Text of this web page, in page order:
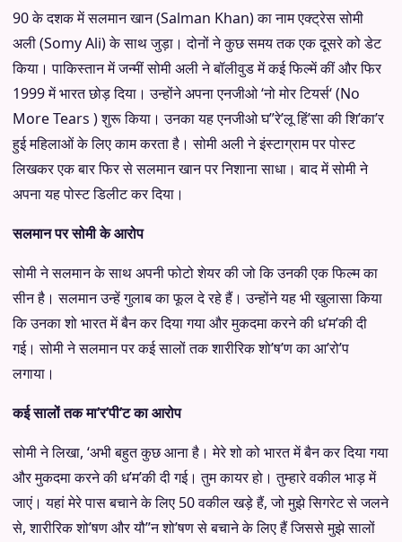
90 के दशक में सलमान खान (Salman Khan) का नाम एक्ट्रेस सोमी
अली (Somy Ali) के साथ जुड़ा। दोनों ने कुछ समय तक एक दूसरे को डेट
किया। पाकिस्तान में जन्मीं सोमी अली ने बॉलीवुड में कई फिल्में कीं और फिर
1999 में भारत छोड़ दिया। उन्होंने अपना एनजीओ ‘नो मोर टियर्स‘ (No
More Tears ) शुरू किया। उनका यह एनजीओ घ”रे’लू हिं’सा की शि’का’र
हुई महिलाओं के लिए काम करता है। सोमी अली ने इंस्टाग्राम पर पोस्ट
लिखकर एक बार फिर से सलमान खान पर निशाना साधा। बाद में सोमी ने
अपना यह पोस्ट डिलीट कर दिया।
सलमान पर सोमी के आरोप
सोमी ने सलमान के साथ अपनी फोटो शेयर की जो कि उनकी एक फिल्म का
सीन है। सलमान उन्हें गुलाब का फूल दे रहे हैं। उन्होंने यह भी खुलासा किया
कि उनका शो भारत में बैन कर दिया गया और मुकदमा करने की ध’म’की दी
गई। सोमी ने सलमान पर कई सालों तक शारीरिक शो’ष’ण का आ’रो’प
लगाया।
कई सालों तक मा’र’पी’ट का आरोप
सोमी ने लिखा, ‘अभी बहुत कुछ आना है। मेरे शो को भारत में बैन कर दिया गया
और मुकदमा करने की ध’म’की दी गई। तुम कायर हो। तुम्हारे वकील भाड़ में
जाएं। यहां मेरे पास बचाने के लिए 50 वकील खड़े हैं, जो मुझे सिगरेट से जलने
से, शारीरिक शो’षण और यौ”न शो’षण से बचाने के लिए हैं जिससे मुझे सालों